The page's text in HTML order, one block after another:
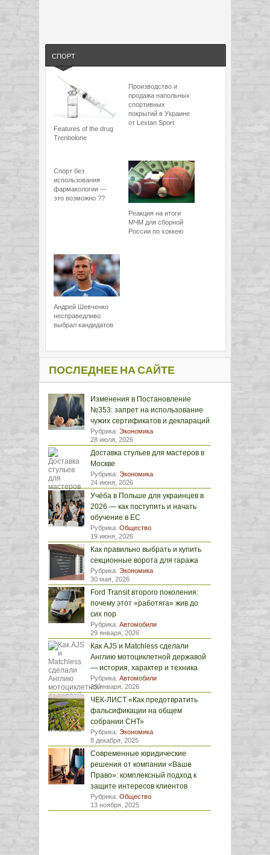
СПОРТ
Features of the drug
Trenbolone
Производство и
продажа напольных
спортивных
покрытий в Украине
от Lextan Sport
Спорт без
использования
фармакологии —
это возможно ??
Реакция на итоги
МЧМ для сборной
России по хоккею
Андрей Шевченко
несправедливо
выбрал кандидатов
ПОСЛЕДНЕЕ НА САЙТЕ
Изменения в Постановление
№353: запрет на использование
чужих сертификатов и деклараций
Рубрика: Экономика
28 июля, 2026
Доставка стульев для мастеров в
Москве
Рубрика: Экономика
24 июня, 2026
Учёба в Польше для украинцев в
2026 — как поступить и начать
обучение в ЕС
Рубрика: Общество
19 июня, 2026
Как правильно выбрать и купить
секционные ворота для гаража
Рубрика: Экономика
30 мая, 2026
Ford Transit второго поколения:
почему этот «работяга» жив до
сих пор
Рубрика: Автомобили
29 января, 2026
Как AJS и Matchless сделали
Англию мотоциклетной державой
— история, характер и техника
Рубрика: Автомобили
29 января, 2026
ЧЕК-ЛИСТ «Как предотвратить
фальсификации на общем
собрании СНТ»
Рубрика: Экономика
8 декабря, 2025
Современные юридические
решения от компании «Ваше
Право»: комплексный подход к
защите интересов клиентов
Рубрика: Общество
13 ноября, 2025